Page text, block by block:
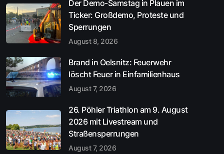
Der Demo-Samstag in Plauen im
Ticker: Großdemo, Proteste und
Sperrungen
August 8, 2026
Brand in Oelsnitz: Feuerwehr
löscht Feuer in Einfamilienhaus
August 7, 2026
26. Pöhler Triathlon am 9. August
2026 mit Livestream und
Straßensperrungen
August 7, 2026